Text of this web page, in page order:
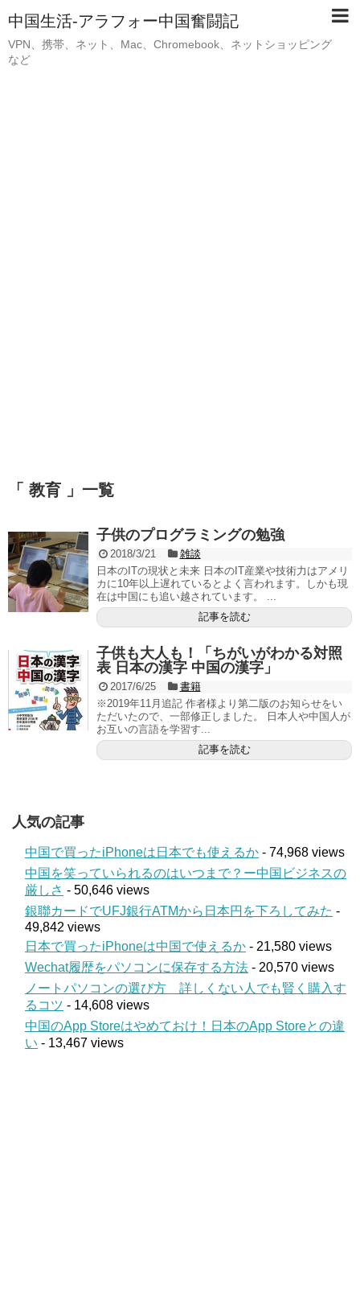
中国生活-アラフォー中国奮闘記
VPN、携帯、ネット、Mac、Chromebook、ネットショッピング
など
「 教育 」一覧
子供のプログラミングの勉強
2018/3/21
雑談
日本のITの現状と未来 日本のIT産業や技術力はアメリ
カに10年以上遅れているとよく言われます。しかも現
在は中国にも追い越されています。 ...
記事を読む
子供も大人も！「ちがいがわかる対照
表 日本の漢字 中国の漢字」
2017/6/25
書籍
※2019年11月追記 作者様より第二版のお知らせをい
ただいたので、一部修正しました。 日本人や中国人が
お互いの言語を学習す...
記事を読む
人気の記事
中国で買ったiPhoneは日本でも使えるか - 74,968 views
中国を笑っていられるのはいつまで？ー中国ビジネスの
厳しさ - 50,646 views
銀聯カードでUFJ銀行ATMから日本円を下ろしてみた -
49,842 views
日本で買ったiPhoneは中国で使えるか - 21,580 views
Wechat履歴をパソコンに保存する方法 - 20,570 views
ノートパソコンの選び方 詳しくない人でも賢く購入す
るコツ - 14,608 views
中国のApp Storeはやめておけ！日本のApp Storeとの違
い - 13,467 views